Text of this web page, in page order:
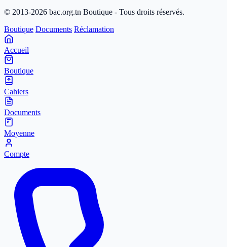
© 2013-2026 bac.org.tn Boutique - Tous droits réservés.
Boutique Documents Réclamation
Accueil
Boutique
Cahiers
Documents
Moyenne
Compte